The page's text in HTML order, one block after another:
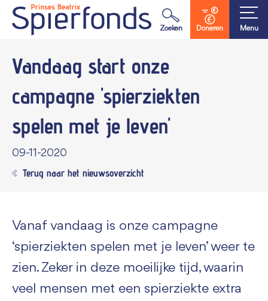
Zoeken Doneren Menu
Waar ben je naar op zoek?
Vandaag start onze
campagne 'spierziekten
spelen met je leven'
09-11-2020
Terug naar het nieuwsoverzicht
Vanaf vandaag is onze campagne
‘spierziekten spelen met je leven’ weer te
zien. Zeker in deze moeilijke tijd, waarin
veel mensen met een spierziekte extra